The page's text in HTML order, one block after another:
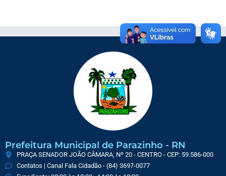
Prefeitura Municipal de Parazinho - RN
PRAÇA SENADOR JOÃO CÂMARA, Nº 20 - CENTRO - CEP: 59.586-000
Contatos | Canal Fala Cidadão - (84) 3697-0077